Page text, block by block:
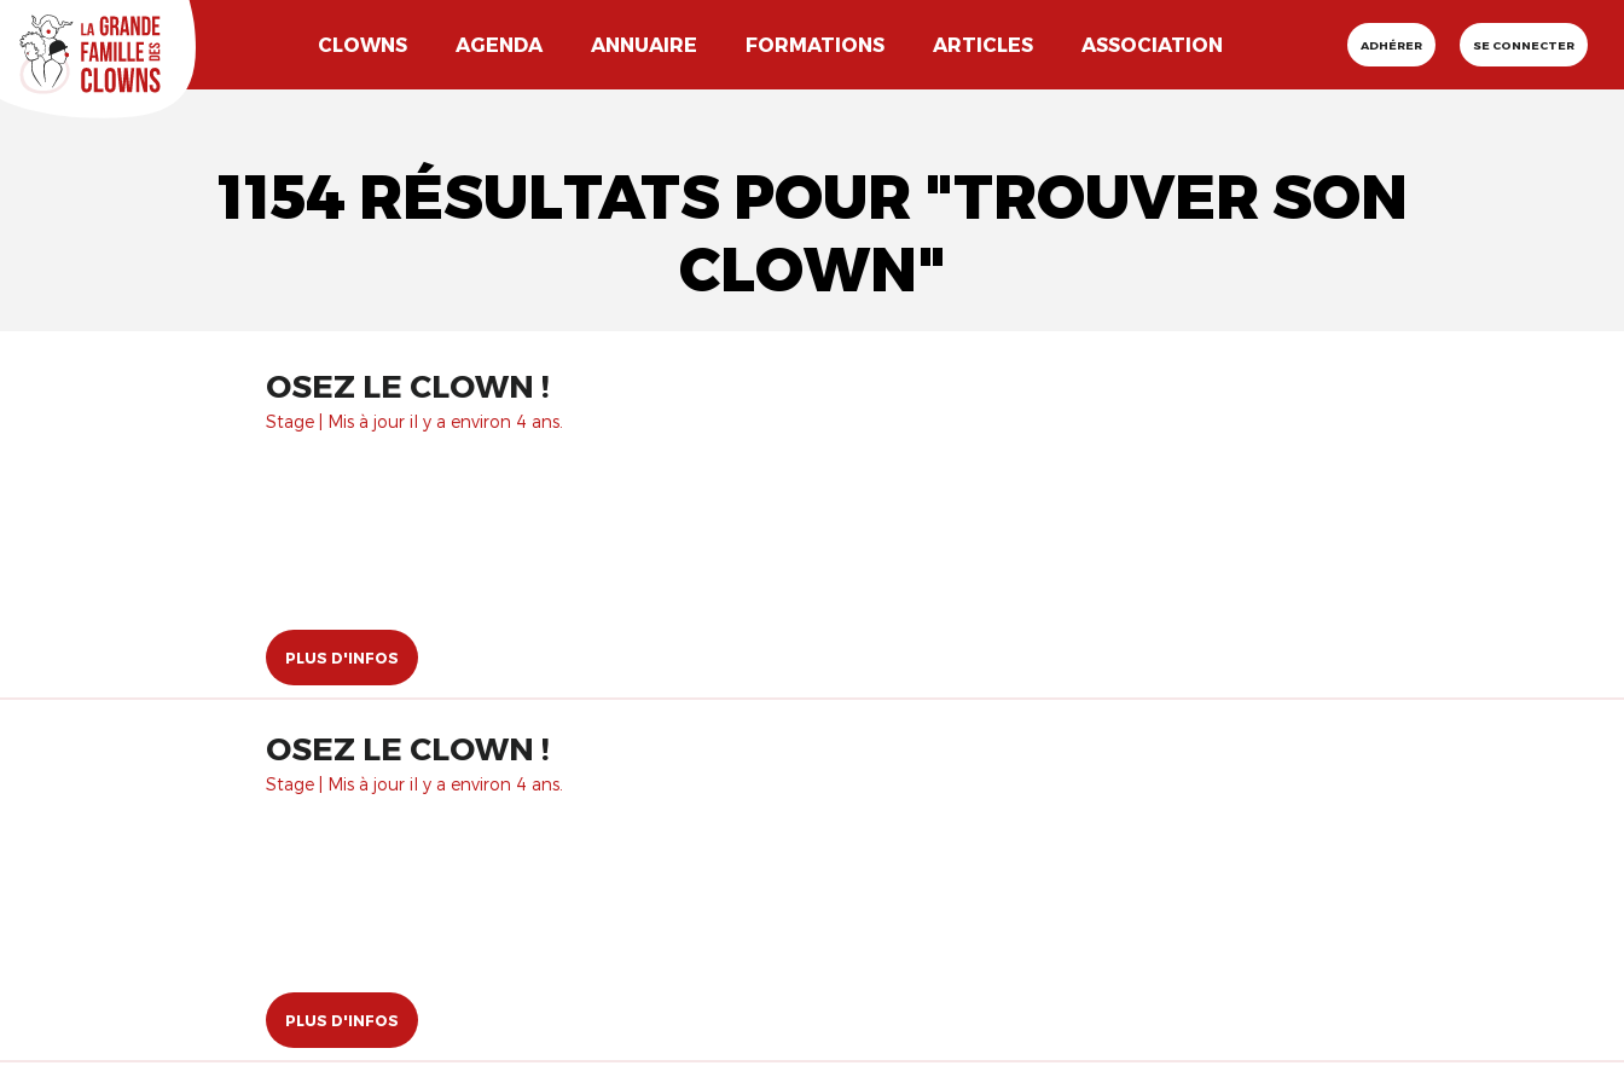
CLOWNS AGENDA ANNUAIRE FORMATIONS ARTICLES ASSOCIATION ADHÉRER SE CONNECTER
1154 RÉSULTATS POUR "TROUVER SON
CLOWN"
OSEZ LE CLOWN !
Stage | Mis à jour il y a environ 4 ans.
PLUS D'INFOS
OSEZ LE CLOWN !
Stage | Mis à jour il y a environ 4 ans.
PLUS D'INFOS